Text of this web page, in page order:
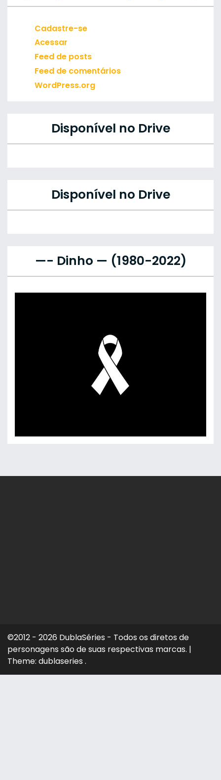
Cadastre-se
Acessar
Feed de posts
Feed de comentários
WordPress.org
Disponível no Drive
Disponível no Drive
—- Dinho — (1980-2022)
©2012 - 2026 DublaSéries - Todos os diretos de
personagens são de suas respectivas marcas. |
Theme: dublaseries .